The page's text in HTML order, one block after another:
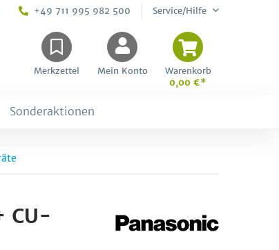
+49 711 995 982 500 Service/Hilfe
Merkzettel Mein Konto
Warenkorb
0,00 €*
Sonderaktionen
CU-